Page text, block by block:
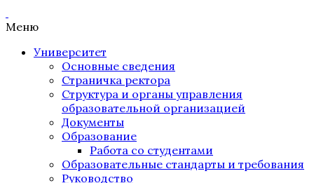
Меню
Университет
Основные сведения
Страничка ректора
Структура и органы управления
образовательной организацией
Документы
Образование
Работа со студентами
Образовательные стандарты и требования
Руководство